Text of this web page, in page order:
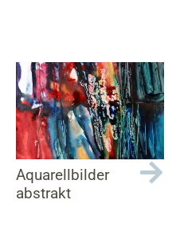
Aquarellbilder
abstrakt